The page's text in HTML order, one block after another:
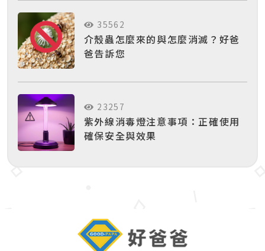
35562
介殼蟲怎麼來的與怎麼消滅？好爸
爸告訴您
23257
紫外線消毒燈注意事項：正確使用
確保安全與效果